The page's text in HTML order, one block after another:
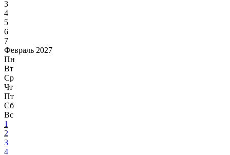
3
4
5
6
7
Февраль 2027
Пн
Вт
Ср
Чт
Пт
Сб
Вс
1
2
3
4